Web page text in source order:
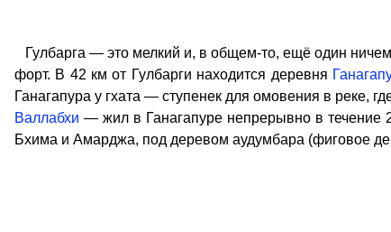
Гулбарга — это мелкий и, в общем-то, ещё один
форт. В 42 км от Гулбарги находится деревня
Ганагапура у гхата — ступенек для омовения в реке,
Валлабхи — жил в Ганагапуре непрерывно в течение
Бхима и Амарджа, под деревом аудумбара (фиговое